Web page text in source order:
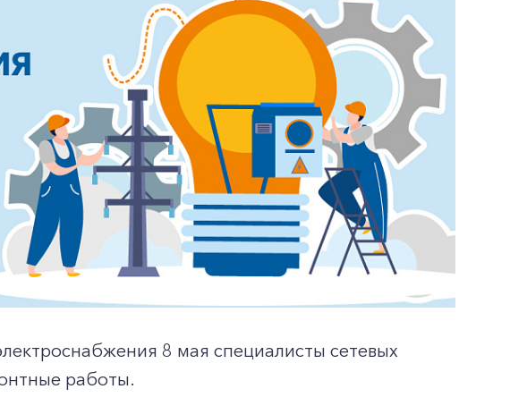
8 мая специалисты сетевых
работы.